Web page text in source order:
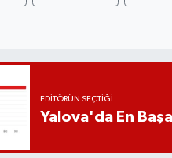
EDITÖRÜN SEÇTIĞI
Yalova'da En